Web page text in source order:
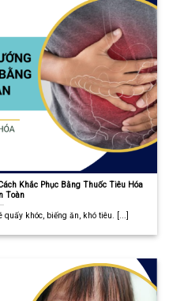
Khắc Phục Bằng Thuốc Tiêu Hóa
Toàn
khóc, biếng ăn, khó tiêu. [...]